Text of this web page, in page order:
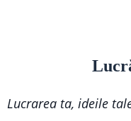
Lucr
Lucrarea ta, ideile